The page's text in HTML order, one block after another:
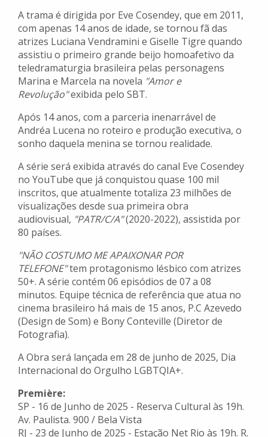
A trama é dirigida por Eve Cosendey, que em 2011,
com apenas 14 anos de idade, se tornou fã das
atrizes Luciana Vendramini e Giselle Tigre quando
assistiu o primeiro grande beijo homoafetivo da
teledramaturgia brasileira pelas personagens
Marina e Marcela na novela "Amor e
Revolução"exibida pelo SBT.
Após 14 anos, com a parceria inenarrável de
Andréa Lucena no roteiro e produção executiva, o
sonho daquela menina se tornou realidade.
A série será exibida através do canal Eve Cosendey
no YouTube que já conquistou quase 100 mil
inscritos, que atualmente totaliza 23 milhões de
visualizações desde sua primeira obra
audiovisual, "PATR/C/A"(2020-2022), assistida por
80 países.
"NÃO COSTUMO ME APAIXONAR POR
TELEFONE"tem protagonismo lésbico com atrizes
50+. A série contém 06 episódios de 07 a 08
minutos. Equipe técnica de referência que atua no
cinema brasileiro há mais de 15 anos, P.C Azevedo
(Design de Som) e Bony Conteville (Diretor de
Fotografia).
A Obra será lançada em 28 de junho de 2025, Dia
Internacional do Orgulho LGBTQIA+.
Première:
SP - 16 de Junho de 2025 - Reserva Cultural às 19h.
Av. Paulista. 900 / Bela Vista
RJ - 23 de Junho de 2025 - Estação Net Rio às 19h. R.